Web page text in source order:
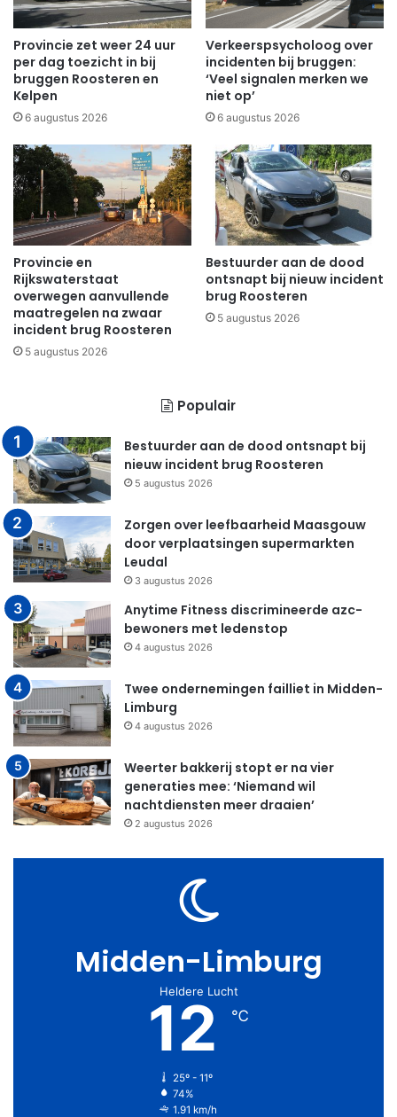
Provincie zet weer 24 uur
per dag toezicht in bij
bruggen Roosteren en
Kelpen
6 augustus 2026
Verkeerspsycholoog over
incidenten bij bruggen:
‘Veel signalen merken we
niet op’
6 augustus 2026
Provincie en
Rijkswaterstaat
overwegen aanvullende
maatregelen na zwaar
incident brug Roosteren
5 augustus 2026
Bestuurder aan de dood
ontsnapt bij nieuw incident
brug Roosteren
5 augustus 2026
Populair
Bestuurder aan de dood ontsnapt bij
nieuw incident brug Roosteren
5 augustus 2026
Zorgen over leefbaarheid Maasgouw
door verplaatsingen supermarkten
Leudal
3 augustus 2026
Anytime Fitness discrimineerde azc-
bewoners met ledenstop
4 augustus 2026
Twee ondernemingen failliet in Midden-
Limburg
4 augustus 2026
Weerter bakkerij stopt er na vier
generaties mee: ‘Niemand wil
nachtdiensten meer draaien’
2 augustus 2026
Midden-Limburg
Heldere Lucht
12 ℃
25º - 11º
74%
1.91 km/h